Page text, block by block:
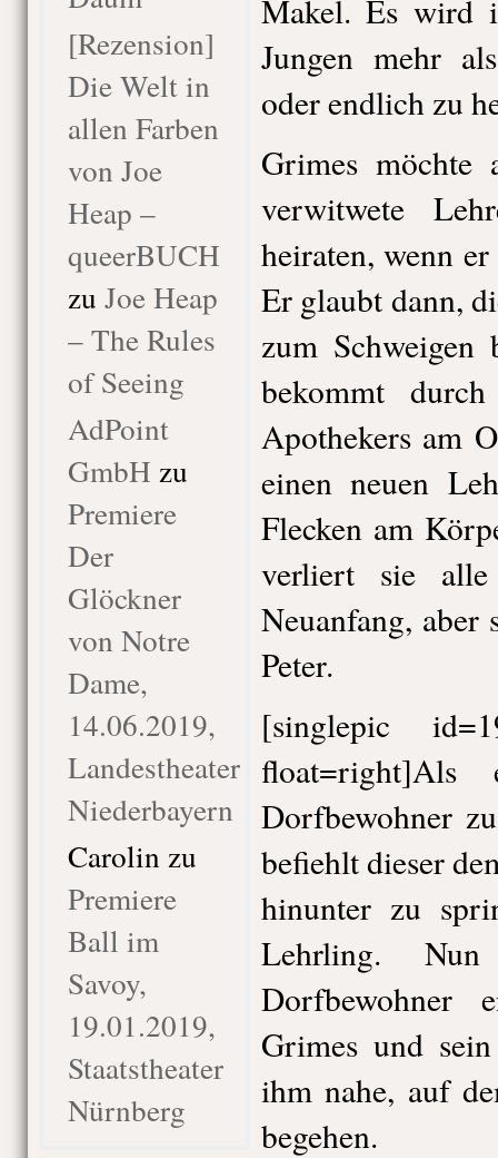
[Rezension]
Die Welt in
allen Farben
von Joe
Heap –
queerBUCH
zu Joe Heap
– The Rules
of Seeing
AdPoint
GmbH zu
Premiere
Der
Glöckner
von Notre
Dame,
14.06.2019,
Landestheater
Niederbayern
Carolin zu
Premiere
Ball im
Savoy,
19.01.2019,
Staatstheater
Nürnberg
Makel. Es wird
Jungen mehr
oder endlich zu
Grimes
verwitwete
heiraten, wenn
Er glaubt dann,
zum
bekommt
Apothekers am
einen neuen
Flecken am
verliert sie
Neuanfang, aber
Peter.
[singlepic
float=right]Als
Dorfbewohner
befiehlt dieser
hinunter zu
Lehrling.
Dorfbewohner
Grimes und
ihm nahe, auf
begehen.